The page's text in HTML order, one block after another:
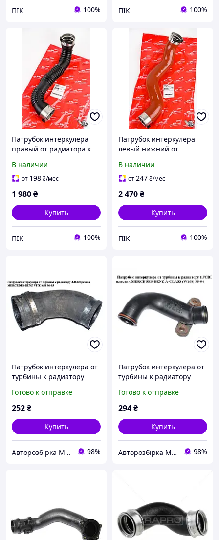
ПІК 100% ПІК 100%
Патрубок интеркулера
правый от радиатора к
MERCEDES A (W176), B
SPORTS TOURER (W246,
В наличии
от 198₴/мес
1 980₴
Купить
ПІК 100%
Патрубок интеркулера
левый нижний от
часть MERCEDES A (W176),
B SPORTS TOURER (W246,
В наличии
от247₴/мес
2 470₴
Купить
ПІК 100%
Патрубок интеркулера от
турбины к радиатору
BENZ VITO 638 96-03
(МЕРСЕДЕС ВИТО 638)
Готово к отправке
252₴
Купить
Авторозбірка Мікроавтобусів 98%
Патрубок интеркулера от
турбины к радиатору
MERCEDES-BENZ A-Klasse
(W168) 1997-2004
Готово к отправке
294₴
Купить
Авторозбірка Мікроавтобусів 98%